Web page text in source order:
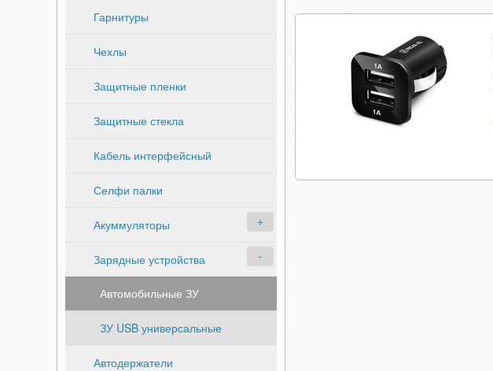
Гарнитуры
Чехлы
Защитные пленки
Защитные стекла
Кабель интерфейсный
Селфи палки
Акуммуляторы
Зарядные устройства
Автомобильные ЗУ
ЗУ USB универсальные
Автодержатели